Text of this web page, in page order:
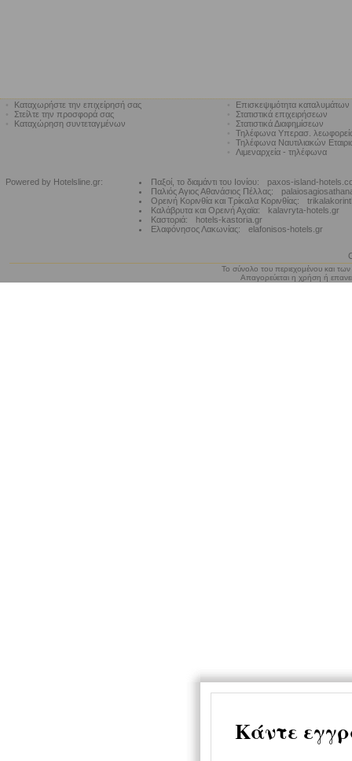
Καταχωρήστε την επιχείρησή σας
Στείλτε την προσφορά σας
Καταχώρηση συντεταγμένων
Επισκεψιμότητα καταλυμάτων
Στατιστικά επιχειρήσεων
Στατιστικά Διαφημίσεων
Τηλέφωνα Υπερασ.
Τηλέφωνα Ναυτιλιακών
Λιμεναρχεία - τηλέφωνα
Powered by Hotelsline.gr: Παξοί, το διαμάντι του Ιονίου:
paxos-island-
Παλιός Αγιος Αθανάσιος Πέλλας:
Ορεινή Κορινθία και Τρίκαλα Κορινθίας:
Καλάβρυτα και Ορεινή Αχαϊα:
kalavryta-hotels.gr
Καστοριά:
hotels-kastoria.gr
Ελαφόνησος Λακωνίας:
elafonisos-hotels.gr
Το σύνολο του περιεχομένου και
Απαγορεύεται η χρήση ή